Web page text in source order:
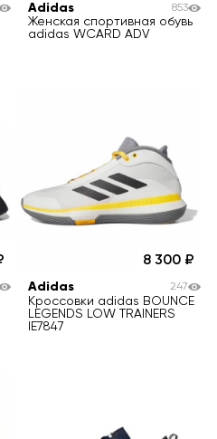
Adidas
Женская спортивная обувь
adidas WCARD ADV
853
8 300
Adidas
Кроссовки adidas BOUNCE
LEGENDS LOW TRAINERS
IE7847
247